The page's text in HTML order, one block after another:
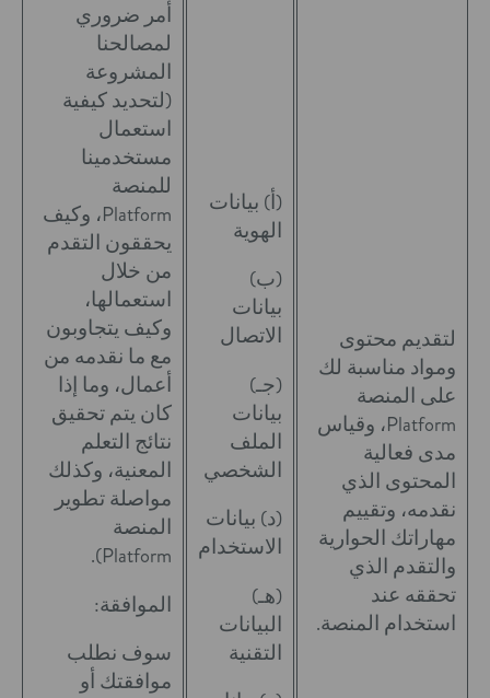
لتقديم محتوى
ومواد مناسبة لك
على المنصة
Platform، وقياس
مدى فعالية
المحتوى الذي
نقدمه، وتقييم
مهاراتك الحوارية
والتقدم الذي
تحققه عند
استخدام المنصة.
(أ) بيانات
الهوية
(ب)
بيانات
الاتصال
(جـ)
بيانات
الملف
الشخصي
(د) بيانات
الاستخدام
(هـ)
البيانات
التقنية
أمر ضروري
لمصالحنا
المشروعة
(لتحديد كيفية
استعمال
مستخدمينا
للمنصة
Platform، وكيف
يحققون التقدم
من خلال
استعمالها،
وكيف يتجاوبون
مع ما نقدمه من
أعمال، وما إذا
كان يتم تحقيق
نتائج التعلم
المعنية، وكذلك
مواصلة تطوير
المنصة
Platform).
الموافقة:
سوف نطلب
موافقتك أو